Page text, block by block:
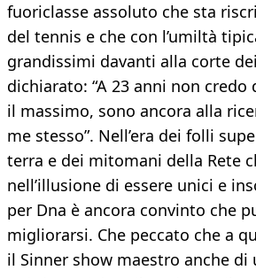
fuoriclasse assoluto che sta
del tennis e che con l’umiltà
grandissimi davanti alla corte
dichiarato: “A 23 anni non
il massimo, sono ancora alla
me stesso”. Nell’era dei folli
terra e dei mitomani della Rete
nell’illusione di essere unici e
per Dna è ancora convinto che
migliorarsi. Che peccato che a
il Sinner show maestro anche